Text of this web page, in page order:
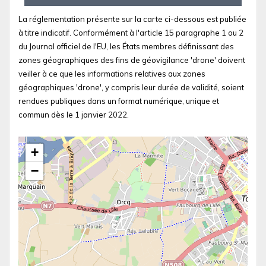
La réglementation présente sur la carte ci-dessous est publiée
à titre indicatif. Conformément à l'article 15 paragraphe 1 ou 2
du Journal officiel de l'EU, les États membres définissant des
zones géographiques des fins de géovigilance 'drone' doivent
veiller à ce que les informations relatives aux zones
géographiques 'drone', y compris leur durée de validité, soient
rendues publiques dans un format numérique, unique et
commun dès le 1 janvier 2022.